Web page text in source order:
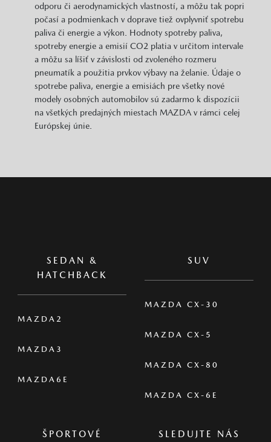
odporu či aerodynamických vlastností, a môžu tak popri
počasí a podmienkach v doprave tiež ovplyvniť spotrebu
paliva či energie a výkon. Hodnoty spotreby paliva,
spotreby energie a emisií CO2 platia v určitom intervale
a môžu sa líšiť v závislosti od zvoleného rozmeru
pneumatík a použitia prvkov výbavy na želanie. Údaje o
spotrebe paliva, energie a emisiách pre všetky nové
modely osobných automobilov sú zadarmo k dispozícii
na všetkých predajných miestach MAZDA v rámci celej
Európskej únie.
SEDAN &
HATCHBACK
MAZDA2
MAZDA3
MAZDA6E
SUV
MAZDA CX-30
MAZDA CX-5
MAZDA CX-80
MAZDA CX-6E
ŠPORTOVÉ
SLEDUJTE NÁS